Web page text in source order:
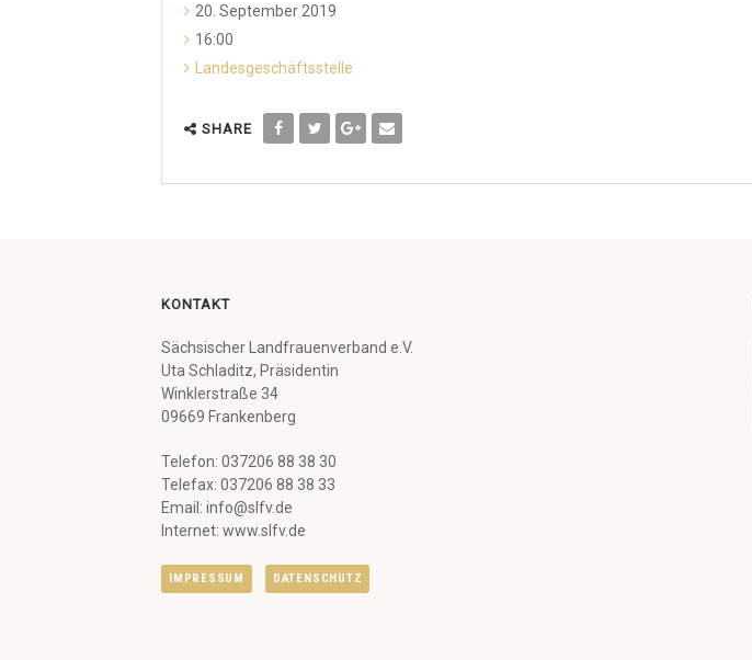
20. September 2019
16:00
Landesgeschäftsstelle
SHARE
KONTAKT
Sächsischer Landfrauenverband e.V.
Uta Schladitz, Präsidentin
Winklerstraße 34
09669 Frankenberg
Telefon: 037206 88 38 30
Telefax: 037206 88 38 33
Email: info@slfv.de
Internet: www.slfv.de
IMPRESSUM DATENSCHUTZ